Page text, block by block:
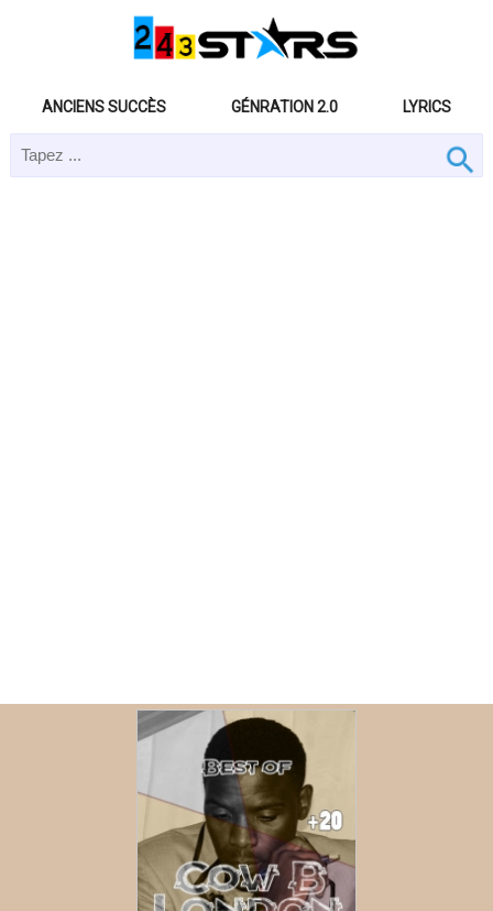
ANCIENS SUCCÈS GÉNRATION 2.0 LYRICS